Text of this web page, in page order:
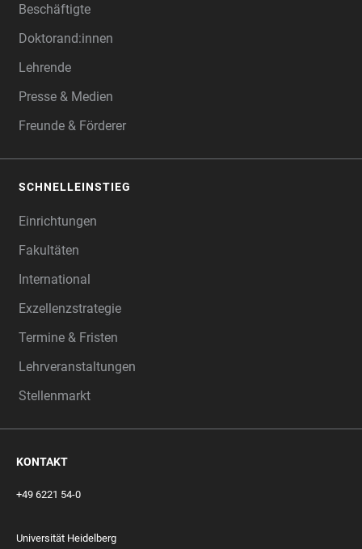
Beschäftigte
Doktorand:innen
Lehrende
Presse & Medien
Freunde & Förderer
SCHNELLEINSTIEG
Einrichtungen
Fakultäten
International
Exzellenzstrategie
Termine & Fristen
Lehrveranstaltungen
Stellenmarkt
KONTAKT
+49 6221 54-0
Universität Heidelberg